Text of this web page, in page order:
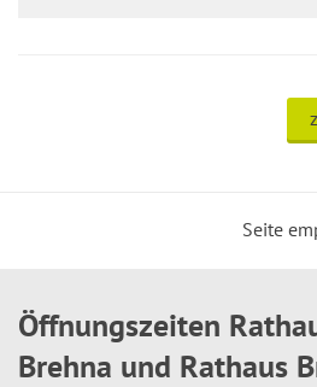
Seite
Öffnungszeiten
Brehna und Rathaus